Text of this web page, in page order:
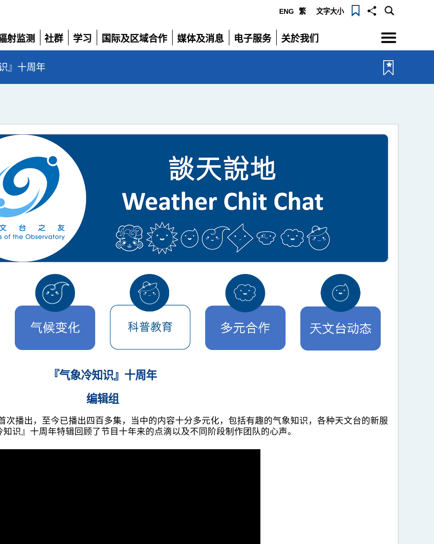
ENG 繁 文字大小
射监测
社群
展
开
学习
展
国际及区域合作
展
媒体及消息
展
电子服务
展
关於我们
展
选
单
』十周年
『气象冷知识』十周年
编辑组
次播出，至今已播出四百多集，当中的内容十分多元化，包括有趣的气象知识，各种天文台的新服
识』十周年特辑回顾了节目十年来的点滴以及不同阶段制作团队的心声。